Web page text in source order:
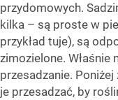
przydomowych.
kilka – są proste w
przykład tuje), są
zimozielone. Właśnie
przesadzanie.
je przesadzać, by